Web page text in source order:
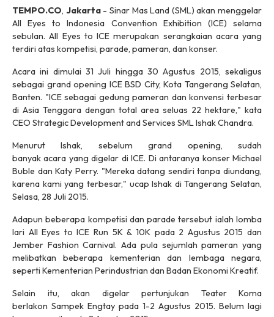
TEMPO.CO, Jakarta- Sinar Mas Land (SML) akan menggelar
All Eyes to Indonesia Convention Exhibition (ICE) selama
sebulan. All Eyes to ICE merupakan serangkaian acara yang
terdiri atas kompetisi, parade, pameran, dan konser.
Acara ini dimulai 31 Juli hingga 30 Agustus 2015, sekaligus
sebagai grand opening ICE BSD City, Kota Tangerang Selatan,
Banten. "ICE sebagai gedung pameran dan konvensi terbesar
di Asia Tenggara dengan total area seluas 22 hektare," kata
CEO Strategic Development and Services SML Ishak Chandra.
Menurut Ishak, sebelumgrand opening, sudah
banyak acara yang digelar di ICE. Di antaranya konser Michael
Buble dan Katy Perry. "Mereka datang sendiri tanpa diundang,
karena kami yang terbesar," ucap Ishak di Tangerang Selatan,
Selasa, 28 Juli 2015.
Adapun beberapa kompetisi dan parade tersebut ialah lomba
lari All Eyes to ICE Run 5K & 10K pada 2 Agustus 2015 dan
Jember Fashion Carnival. Ada pula sejumlah pameran yang
melibatkan beberapa kementerian dan lembaga negara,
seperti Kementerian Perindustrian dan Badan Ekonomi Kreatif.
Selain itu, akan digelar pertunjukan Teater Koma
berlakon Sampek Engtay pada 1-2 Agustus 2015. Belum lagi